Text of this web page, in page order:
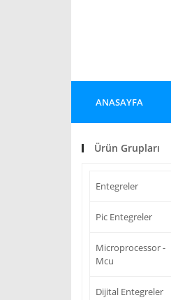
ANASAYFA
Ürün Grupları
Entegreler
Pic Entegreler
Microprocessor -
Mcu
Dijital Entegreler